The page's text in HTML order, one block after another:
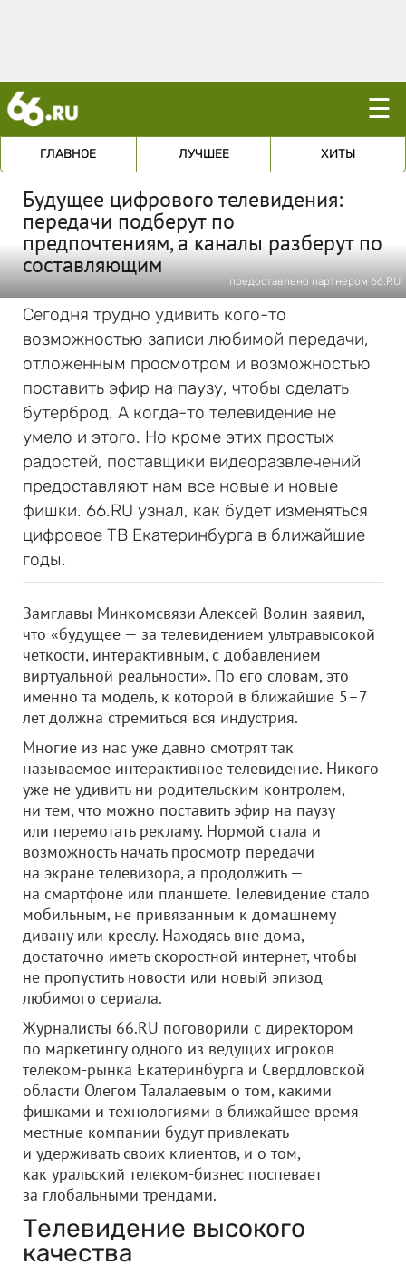
☰
ГЛАВНОЕ ЛУЧШЕЕ ХИТЫ
Будущее цифрового телевидения:
передачи подберут по
предпочтениям, а каналы разберут по
составляющим
предоставлено партнером 66.RU
Сегодня трудно удивить кого-то
возможностью записи любимой передачи,
отложенным просмотром и возможностью
поставить эфир на паузу, чтобы сделать
бутерброд. А когда-то телевидение не
умело и этого. Но кроме этих простых
радостей, поставщики видеоразвлечений
предоставляют нам все новые и новые
фишки. 66.RU узнал, как будет изменяться
цифровое ТВ Екатеринбурга в ближайшие
годы.
Замглавы Минкомсвязи Алексей Волин заявил,
что «будущее — за телевидением ультравысокой
четкости, интерактивным, с добавлением
виртуальной реальности». По его словам, это
именно та модель, к которой в ближайшие 5–7
лет должна стремиться вся индустрия.
Многие из нас уже давно смотрят так
называемое интерактивное телевидение. Никого
уже не удивить ни родительским контролем,
ни тем, что можно поставить эфир на паузу
или перемотать рекламу. Нормой стала и
возможность начать просмотр передачи
на экране телевизора, а продолжить —
на смартфоне или планшете. Телевидение стало
мобильным, не привязанным к домашнему
дивану или креслу. Находясь вне дома,
достаточно иметь скоростной интернет, чтобы
не пропустить новости или новый эпизод
любимого сериала.
Журналисты 66.RU поговорили с директором
по маркетингу одного из ведущих игроков
телеком-рынка Екатеринбурга и Свердловской
области Олегом Талалаевым о том, какими
фишками и технологиями в ближайшее время
местные компании будут привлекать
и удерживать своих клиентов, и о том,
как уральский телеком-бизнес поспевает
за глобальными трендами.
Телевидение высокого
качества